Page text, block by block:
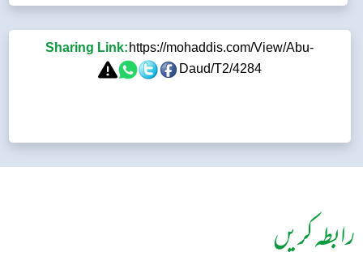
Sharing Link: https://mohaddis.com/View/Abu-
Daud/T2/4284
رابطہ کریں